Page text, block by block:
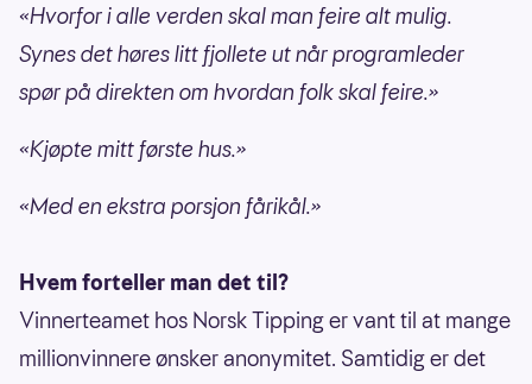
«Hvorfor i alle verden skal man feire alt mulig.
Synes det høres litt fjollete ut når programleder
spør på direkten om hvordan folk skal feire.»
«Kjøpte mitt første hus.»
«Med en ekstra porsjon fårikål.»
Hvem forteller man det til?
Vinnerteamet hos Norsk Tipping er vant til at mange
millionvinnere ønsker anonymitet. Samtidig er det